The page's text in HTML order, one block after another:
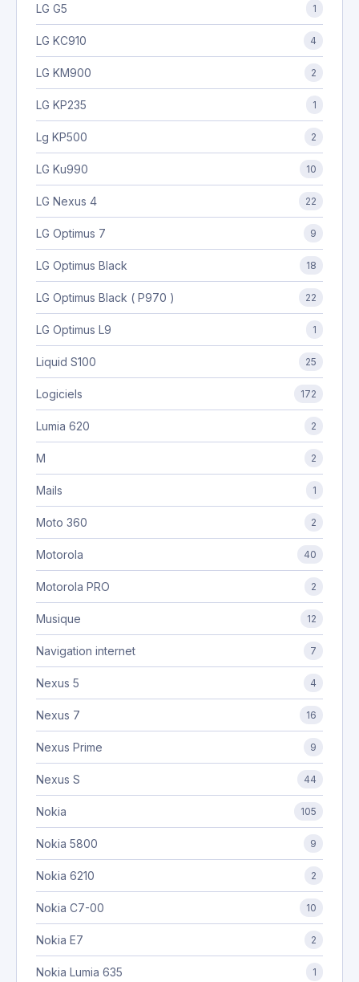
LG G5 1
LG KC910 4
LG KM900 2
LG KP235 1
Lg KP500 2
LG Ku990 10
LG Nexus 4 22
LG Optimus 7 9
LG Optimus Black 18
LG Optimus Black ( P970 ) 22
LG Optimus L9 1
Liquid S100 25
Logiciels 172
Lumia 620 2
M 2
Mails 1
Moto 360 2
Motorola 40
Motorola PRO 2
Musique 12
Navigation internet 7
Nexus 5 4
Nexus 7 16
Nexus Prime 9
Nexus S 44
Nokia 105
Nokia 5800 9
Nokia 6210 2
Nokia C7-00 10
Nokia E7 2
Nokia Lumia 635 1